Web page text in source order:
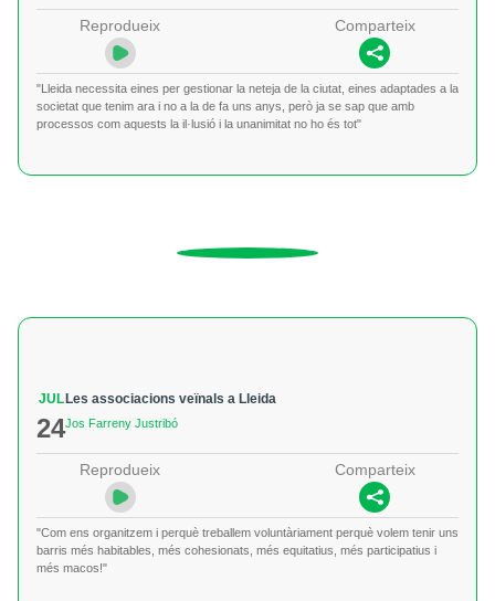
Reprodueix Comparteix
"Lleida necessita eines per gestionar la neteja de la ciutat, eines adaptades a la
societat que tenim ara i no a la de fa uns anys, però ja se sap que amb
processos com aquests la il·lusió i la unanimitat no ho és tot"
JUL
24
Les associacions veïnals a Lleida
Jos Farreny Justribó
Reprodueix Comparteix
"Com ens organitzem i perquè treballem voluntàriament perquè volem tenir uns
barris més habitables, més cohesionats, més equitatius, més participatius i
més macos!"